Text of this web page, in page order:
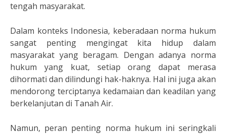
tengah masyarakat.
Dalam konteks Indonesia, keberadaan norma hukum
sangat penting mengingat kita hidup dalam
masyarakat yang beragam. Dengan adanya norma
hukum yang kuat, setiap orang dapat merasa
dihormati dan dilindungi hak-haknya. Hal ini juga akan
mendorong terciptanya kedamaian dan keadilan yang
berkelanjutan di Tanah Air.
Namun, peran penting norma hukum ini seringkali